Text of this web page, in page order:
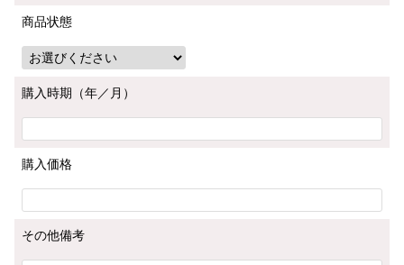
商品状態
購入時期（年／月）
購入価格
その他備考